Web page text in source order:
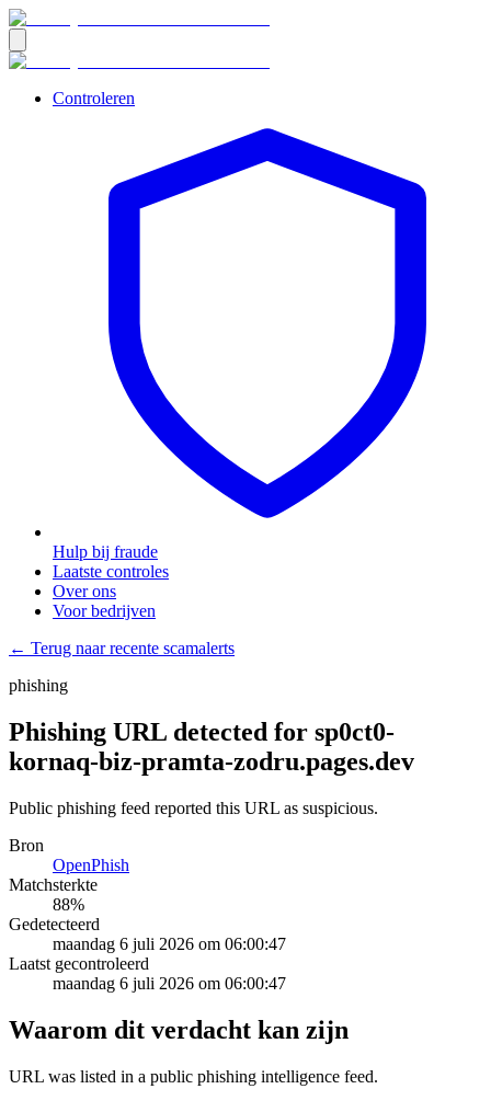
Controleren
Hulp bij fraude
Laatste controles
Over ons
Voor bedrijven
← Terug naar recente scamalerts
phishing
Phishing URL detected for sp0ct0-
kornaq-biz-pramta-zodru.pages.dev
Public phishing feed reported this URL as suspicious.
Bron
OpenPhish
Matchsterkte
88%
Gedetecteerd
maandag 6 juli 2026 om 06:00:47
Laatst gecontroleerd
maandag 6 juli 2026 om 06:00:47
Waarom dit verdacht kan zijn
URL was listed in a public phishing intelligence feed.